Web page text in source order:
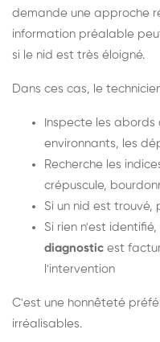
demande une approche
information préalable
si le nid est très éloigné.
Dans ces cas, le
Inspecte les
environnants, les
Recherche les
crépuscule,
Si un nid est
Si rien n'est identifié,
diagnostic est
l'intervention
C'est une honnêteté
irréalisables.